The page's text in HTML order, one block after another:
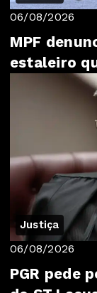
06/08/2026
MPF
estaleiro
Justiça
06/08/2026
PGR pede